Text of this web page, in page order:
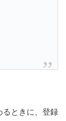
るときに、登録